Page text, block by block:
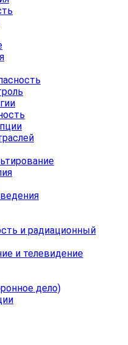
и радиационный
и телевидение
дело)